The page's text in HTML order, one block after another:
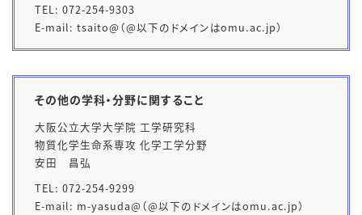
TEL: 072-254-9303
E-mail: tsaito@（@以下のドメインはomu.ac.jp）
その他の学科・分野に関すること
大阪公立大学大学院 工学研究科
物質化学生命系専攻 化学工学分野
安田 昌弘
TEL: 072-254-9299
E-mail: m-yasuda@（@以下のドメインはomu.ac.jp）